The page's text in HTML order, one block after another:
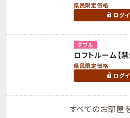
県民限定価格
ログ
ダブル
ロフトルーム【禁
県民限定価格
ログ
すべてのお部屋